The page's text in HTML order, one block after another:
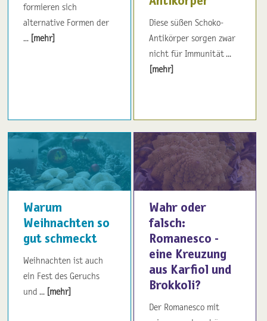
formieren sich
alternative Formen der
... [mehr]
Diese süßen Schoko-
Antikörper sorgen zwar
nicht für Immunität ...
[mehr]
Warum
Weihnachten so
gut schmeckt
Weihnachten ist auch
ein Fest des Geruchs
und ... [mehr]
Wahr oder
falsch:
Romanesco -
eine Kreuzung
aus Karfiol und
Brokkoli?
Der Romanesco mit